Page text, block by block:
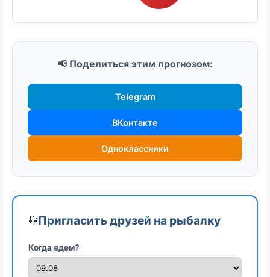
📢 Поделиться этим прогнозом:
Telegram
ВКонтакте
Одноклассники
🎣Пригласить друзей на рыбалку
Когда едем?